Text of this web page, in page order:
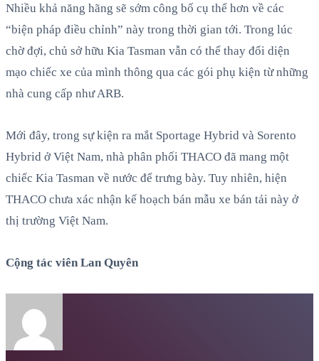
Nhiều khả năng hãng sẽ sớm công bố cụ thể hơn về các
“biện pháp điều chỉnh” này trong thời gian tới. Trong lúc
chờ đợi, chủ sở hữu Kia Tasman vẫn có thể thay đổi diện
mạo chiếc xe của mình thông qua các gói phụ kiện từ những
nhà cung cấp như ARB.
Mới đây, trong sự kiện ra mắt Sportage Hybrid và Sorento
Hybrid ở Việt Nam, nhà phân phối THACO đã mang một
chiếc Kia Tasman về nước để trưng bày. Tuy nhiên, hiện
THACO chưa xác nhận kế hoạch bán mẫu xe bán tải này ở
thị trường Việt Nam.
Cộng tác viên Lan Quyên